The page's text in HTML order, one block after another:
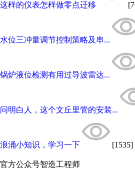
这样的仪表怎样做零点迁移
水位三冲量调节控制策略及串...
锅炉液位检测有用过导波雷达...
问明白人，这个文丘里管的安装...
浪涌小知识，学习一下 [1535]
官方公众号智造工程师